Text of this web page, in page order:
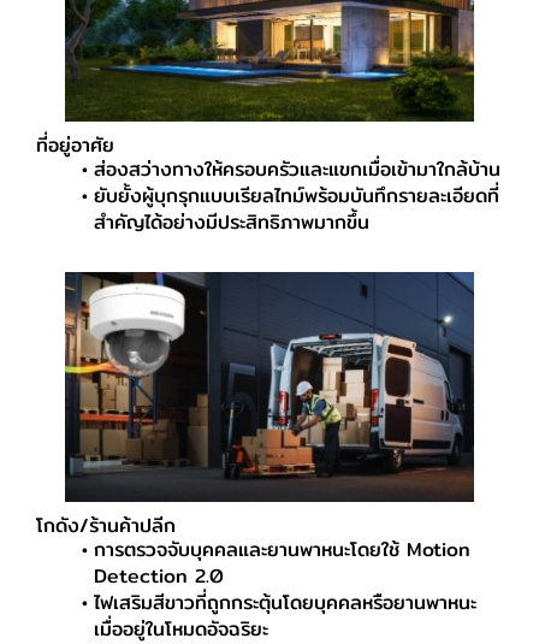
ที่อยู่อาศัย
ส่องสว่างทางให้ครอบครัวและแขกเมื่อเข้ามาใกล้บ้าน
ยับยั้งผู้บุกรุกแบบเรียลไทม์พร้อมบันทึกรายละเอียดที่
สำคัญได้อย่างมีประสิทธิภาพมากขึ้น
โกดัง/ร้านค้าปลีก
การตรวจจับบุคคลและยานพาหนะโดยใช้ Motion
Detection 2.0
ไฟเสริมสีขาวที่ถูกกระตุ้นโดยบุคคลหรือยานพาหนะ
เมื่ออยู่ในโหมดอัจฉริยะ